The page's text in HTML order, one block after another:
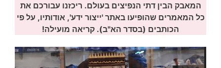
המאבק הבין דתי הנפיצים בעולם. ריכזנו עבורכם את
כל המאמרים שהופיעו באתר 'ייצור ידע', אודותיו, על פי
הכותבים (בסדר הא"ב). קריאה מועילה!